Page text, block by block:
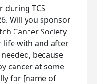
during TCS
Will you sponsor
Cancer Society
life with and after
because
cancer at some
for [name of